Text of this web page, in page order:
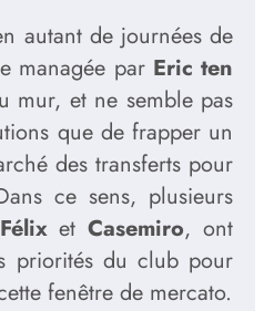
autant de journées de
managée par Eric ten
mur, et ne semble pas
que de frapper un
des transferts pour
ce sens, plusieurs
etCasemiro, ont
priorités du club pour
fenêtre de mercato.